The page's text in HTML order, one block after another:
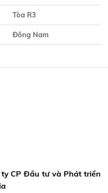
Tòa R3
Đông Nam
CP Đầu tư và Phát triển